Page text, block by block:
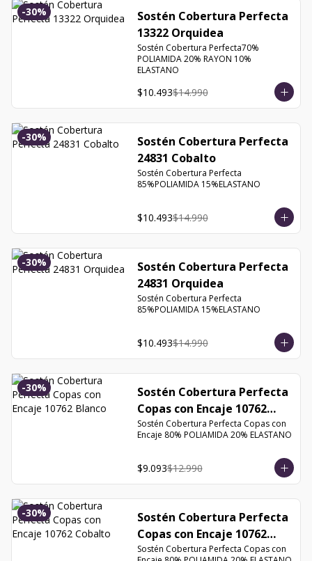
-30%
Sostén Cobertura Perfecta
13322 Orquidea
Sostén Cobertura Perfecta70%
POLIAMIDA 20% RAYON 10%
ELASTANO
$10.493$14.990
-30%
Sostén Cobertura Perfecta
24831 Cobalto
Sostén Cobertura Perfecta
85%POLIAMIDA 15%ELASTANO
$10.493$14.990
-30%
Sostén Cobertura Perfecta
24831 Orquidea
Sostén Cobertura Perfecta
85%POLIAMIDA 15%ELASTANO
$10.493$14.990
-30%
Sostén Cobertura Perfecta
Copas con Encaje 10762
Blanco
Sostén Cobertura Perfecta Copas con
Encaje 80% POLIAMIDA 20% ELASTANO
$9.093$12.990
-30%
Sostén Cobertura Perfecta
Copas con Encaje 10762
Cobalto
Sostén Cobertura Perfecta Copas con